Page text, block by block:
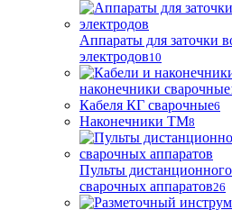
Аппараты для заточки
электродов10
наконечники сварочные
Кабеля КГ сварочные6
Наконечники ТМ8
Пульты
сварочных аппаратов26